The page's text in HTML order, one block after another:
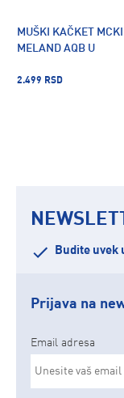
MUŠKI KAČKET
MELAND AQB U
2.499 RSD
Budite uvek
Prijava na
Email adresa